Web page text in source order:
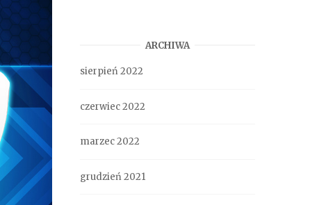
ARCHIWA
sierpień 2022
czerwiec 2022
marzec 2022
grudzień 2021